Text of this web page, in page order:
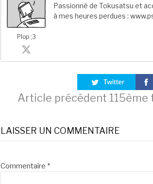
Plop ;3
Passionné de Tokusatsu et
à mes heures perdues :
Lire
la
suite
Article précédent 115ème
LAISSER UN COMMENTAIRE
Commentaire *